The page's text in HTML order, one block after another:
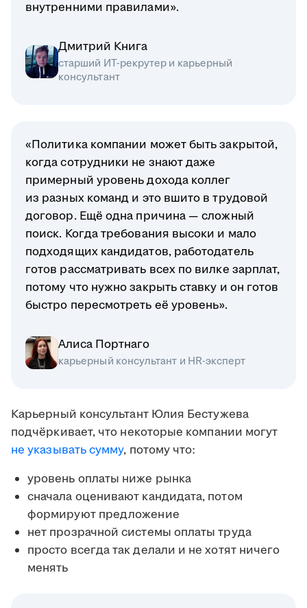
внутренними правилами».
Дмитрий Книга
старший ИТ-рекрутер и карьерный
консультант
«Политика компании может быть закрытой,
когда сотрудники не знают даже
примерный уровень дохода коллег
из разных команд и это вшито в трудовой
договор. Ещё одна причина — сложный
поиск. Когда требования высоки и мало
подходящих кандидатов, работодатель
готов рассматривать всех по вилке зарплат,
потому что нужно закрыть ставку и он готов
быстро пересмотреть её уровень».
Алиса Портнаго
карьерный консультант и HR-эксперт
Карьерный консультант Юлия Бестужева
подчёркивает, что некоторые компании могут
не указывать сумму, потому что:
уровень оплаты ниже рынка
сначала оценивают кандидата, потом
формируют предложение
нет прозрачной системы оплаты труда
просто всегда так делали и не хотят ничего
менять